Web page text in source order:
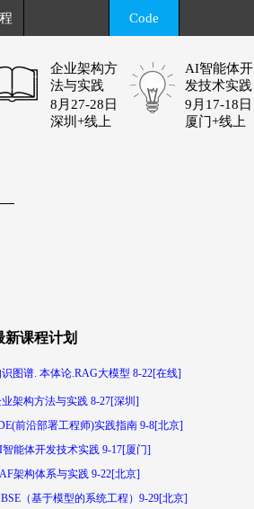
Code
企业架构方
法与实践
8月27-28日
深圳+线上
AI智能体开
发技术实践
9月17-18日
厦门+线上
新课程计划
图谱. 本体论.RAG大模型 8-22[在线]
架构方法与实践 8-27[深圳]
前沿部署工程师)实践指南 9-8[北京]
能体开发技术实践 9-17[厦门]
架构体系与实践 9-22[北京]
（基于模型的系统工程）9-29[北京]